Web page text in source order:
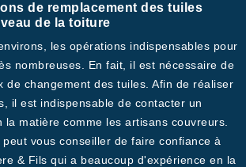
de remplacement des tuiles
de la toiture
les opérations indispensables pour
nombreuses. En fait, il est nécessaire de
de changement des tuiles. Afin de réaliser
il est indispensable de contacter un
la matière comme les artisans couvreurs.
vous conseiller de faire confiance à
& Fils qui a beaucoup d'expérience en la